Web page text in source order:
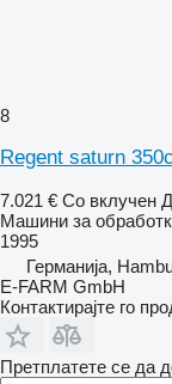
8
Regent saturn
7.021 € Со вклучен
Машини за
1995
Германија,
E-FARM GmbH
Контактирајте го
Претплатете се да